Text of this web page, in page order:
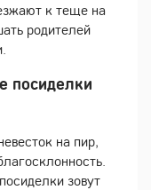
к теще на
родителей
посиделки
на пир,
зовут